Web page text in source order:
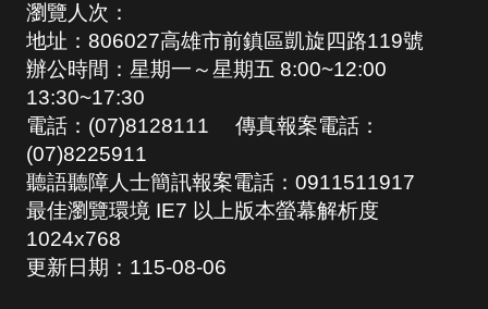
瀏覽人次：
地址：806027高雄市前鎮區凱旋四路119號
辦公時間：星期一～星期五 8:00~12:00
13:30~17:30
電話：(07)8128111 傳真報案電話：
(07)8225911
聽語聽障人士簡訊報案電話：0911511917
最佳瀏覽環境 IE7 以上版本螢幕解析度
1024x768
更新日期： 115-08-06